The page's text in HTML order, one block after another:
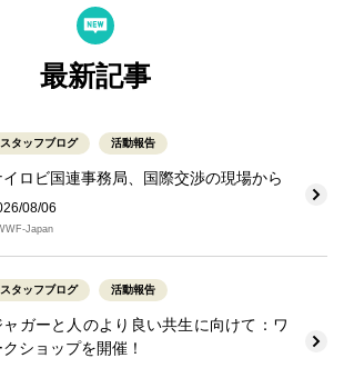
最新記事
スタッフブログ 活動報告
イロビ国連事務局、国際交渉の現場から
08/06
Japan
スタッフブログ 活動報告
ャガーと人のより良い共生に向けて：ワ
クショップを開催！